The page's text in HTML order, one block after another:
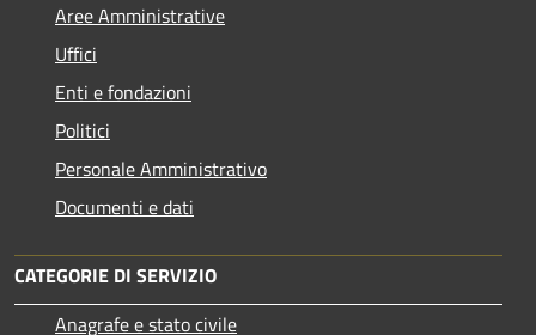
Aree Amministrative
Uffici
Enti e fondazioni
Politici
Personale Amministrativo
Documenti e dati
CATEGORIE DI SERVIZIO
Anagrafe e stato civile